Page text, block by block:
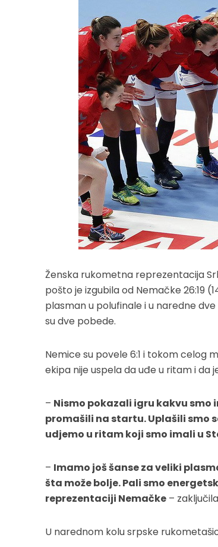
Ženska rukometna reprezentacija
pošto je izgubila od Nemačke 26:19
plasman u polufinale i u naredne
su dve pobede.
Nemice su povele 6:1 i tokom celog
ekipa nije uspela da uđe u ritam i da
– Nismo pokazali igru kakvu smo
promašili na startu. Uplašili smo
udjemo u ritam koji smo imali u
– Imamo još šanse za veliki
šta može bolje. Pali smo
reprezentaciji Nemačke–
U narednom kolu srpske